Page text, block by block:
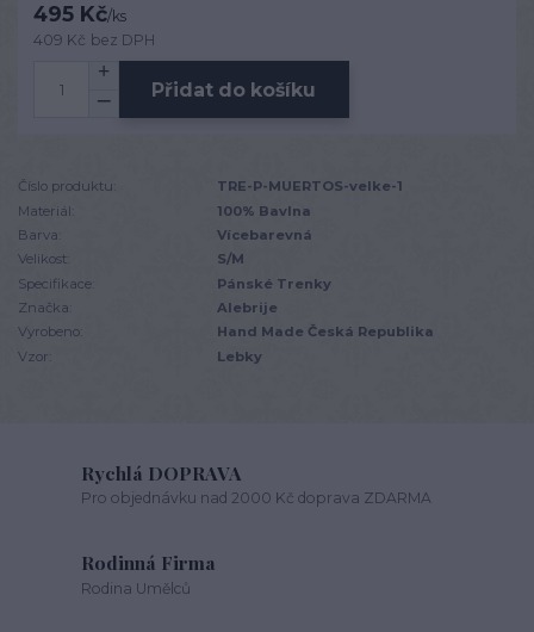
495 Kč/ks
409 Kč bez DPH
Přidat do košíku
Číslo produktu:
TRE-P-MUERTOS-velke-1
Materiál:
100% Bavlna
Barva:
Vícebarevná
Velikost:
S/M
Specifikace:
Pánské Trenky
Značka:
Alebrije
Vyrobeno:
Hand Made Česká Republika
Vzor:
Lebky
Rychlá DOPRAVA
Pro objednávku nad 2000 Kč doprava ZDARMA
Rodinná Firma
Rodina Umělců